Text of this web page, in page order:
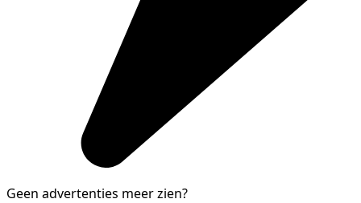
Geen advertenties meer zien?